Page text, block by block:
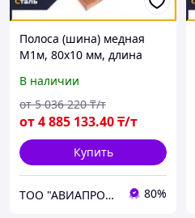
Полоса (шина) медная
М1м, 80х10 мм, длина
мягкая
В наличии
от4 885 133.40₸/т
от 5 036 220 ₸/т
Купить
ТОО "АВИАПРОМСТАЛЬ" 80%